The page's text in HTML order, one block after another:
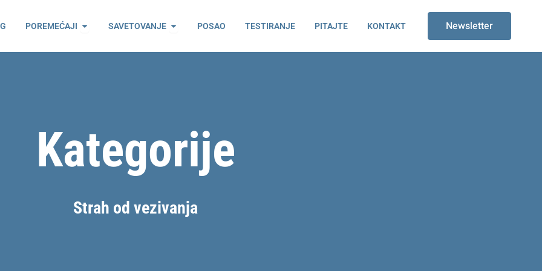
POREMEĆAJI Open Poremećaji
SAVETOVANJE Open Savetovanje
POSAO TESTIRANJE PITAJTE KONTAKT Newsletter
Kategorije
Strah od vezivanja